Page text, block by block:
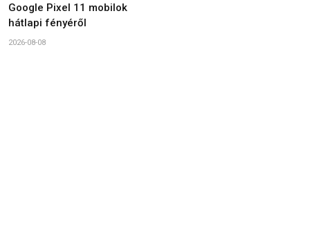
Google Pixel 11 mobilok
hátlapi fényéről
2026-08-08